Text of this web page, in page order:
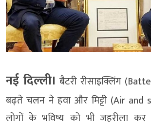
नई दिल्ली। बैटरी रीसाइक्लिंग
बढ़ते चलन ने हवा और मिट्टी (Air and
लोगों के भविष्य को भी जहरीला कर